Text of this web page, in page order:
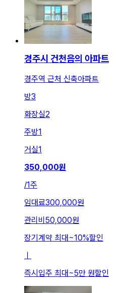
경주시 건천읍의 아파트
경주역 근처 신축아파트
방3
화장실2
주방1
거실1
350,000원
/1주
임대료300,000원
관리비 50,000원
장기계약 최대 ~10%할인
즉시입주 최대 ~5만 원할인